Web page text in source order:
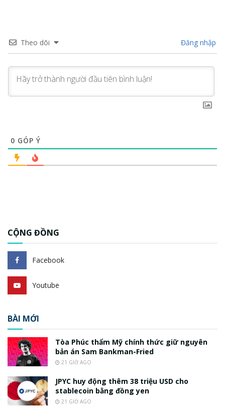
Theo dõi Đăng nhập
0 GÓP Ý
CỘNG ĐỒNG
Facebook
Youtube
BÀI MỚI
Tòa Phúc thẩm Mỹ chính thức giữ nguyên
bản án Sam Bankman-Fried
21 GIỜ AGO
JPYC huy động thêm 38 triệu USD cho
stablecoin bằng đồng yen
21 GIỜ AGO